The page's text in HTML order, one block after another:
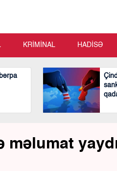
KRİMİNAL HADİSƏ
məlumat